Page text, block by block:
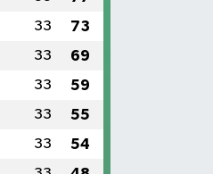
33 73
33 69
33 59
33 55
33 54